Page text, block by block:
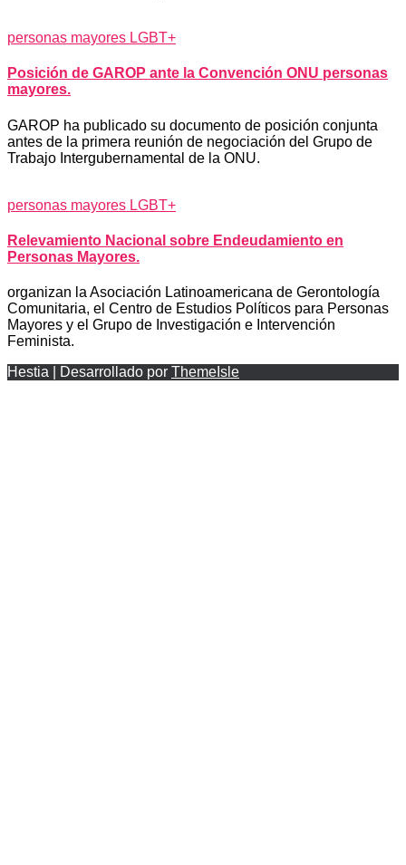
personas mayores LGBT+
Posición de GAROP ante la Convención ONU personas
mayores.
GAROP ha publicado su documento de posición conjunta
antes de la primera reunión de negociación del Grupo de
Trabajo Intergubernamental de la ONU.
personas mayores LGBT+
Relevamiento Nacional sobre Endeudamiento en
Personas Mayores.
organizan la Asociación Latinoamericana de Gerontología
Comunitaria, el Centro de Estudios Políticos para Personas
Mayores y el Grupo de Investigación e Intervención
Feminista.
Hestia | Desarrollado por ThemeIsle